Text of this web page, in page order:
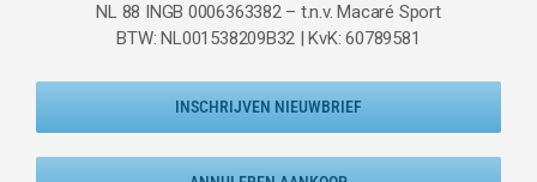
NL 88 INGB 0006363382 – t.n.v. Macaré Sport
BTW: NL001538209B32 | KvK: 60789581
INSCHRIJVEN NIEUWBRIEF